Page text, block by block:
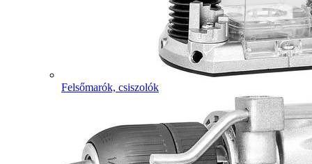
Felsőmarók, csiszolók